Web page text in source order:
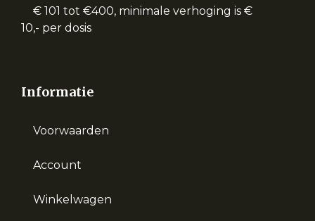
€ 101 tot €400, minimale verhoging is €
10,- per dosis
Informatie
Voorwaarden
Account
Winkelwagen